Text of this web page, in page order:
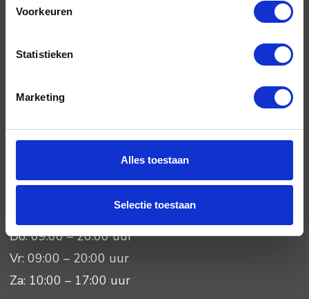
Voorkeuren
Statistieken
Marketing
Alles toestaan
Selectie toestaan
Telefonisch:
Di: 09:00 – 20:00 uur
Wo: 09:00 – 20:00 uur
Do: 09:00 – 20:00 uur
Vr: 09:00 – 20:00 uur
Za: 10:00 – 17:00 uur